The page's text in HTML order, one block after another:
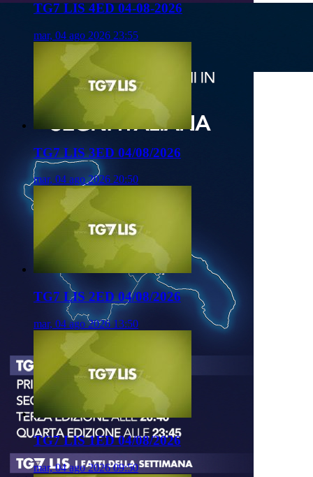
TG7 LIS 4ED 04-08-2026
mar, 04 ago 2026 23:55
TG7 LIS 3ED 04/08/2026
mar, 04 ago 2026 20:50
TG7 LIS 2ED 04/08/2026
mar, 04 ago 2026 13:50
TG7 LIS 1ED 04/08/2026
mar, 04 ago 2026 09:50